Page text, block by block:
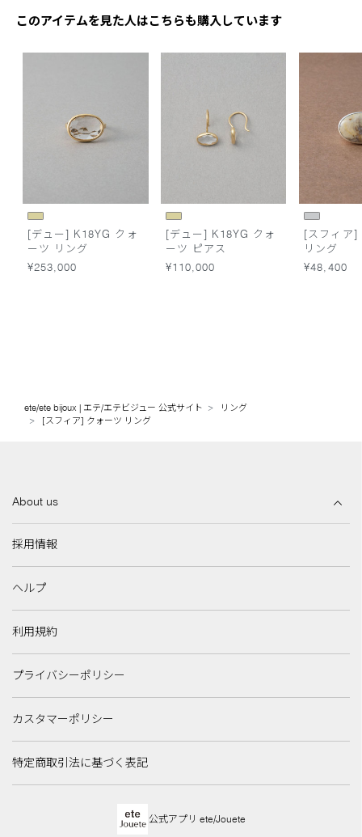
このアイテムを見た人はこちらも購入しています
[デュー] K18YG クォ
ーツ リング
¥253,000
[デュー] K18YG クォ
ーツ ピアス
¥110,000
[スフィア]
リング
¥48,400
ete/ete bijoux | エテ/エテビジュー 公式サイト
リング
[スフィア] クォーツ リング
About us
採用情報
ヘルプ
利用規約
プライバシーポリシー
カスタマーポリシー
特定商取引法に基づく表記
公式アプリ ete/Jouete